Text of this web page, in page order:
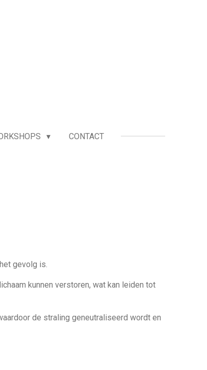
CONTACT
gevolg is.
kunnen verstoren, wat kan leiden tot
de straling geneutraliseerd wordt en